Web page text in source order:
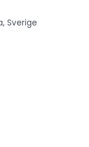
Sverige